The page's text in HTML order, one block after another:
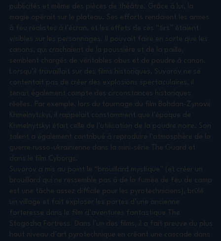
publicités et même des pièces de théâtre. Grâce à lui, la
magie opérait sur le plateau. Ses efforts rendaient les armes
à feu réalistes à l’écran, et les effets de ces “tirs” étaient
visibles sur les personnages. Il pouvait faire en sorte que les
canons, qui crachaient de la poussière et de la paille,
semblent chargés de véritables obus et de poudre à canon.
Lorsqu’il travaillait sur des films historiques, Suvorov ne se
contentait pas de créer des explosions spectaculaires, il
tenait également compte des circonstances historiques
réelles. Par exemple, lors du tournage du film Bohdan-Zynovii
Khmelnytskyi, il rappelait constamment que l’époque de
Khmelnytskyi était celle de l’utilisation de la poudre noire. Son
talent a également contribué à reproduire l’atmosphère de la
guerre russo-ukrainienne dans la mini-série The Guard et
dans le film Cyborgs.
Suvorov a mis au point le “brouillard mystique” (et créer un
brouillard qui ne ressemble pas à de la fumée de feu de camp
est une tâche assez difficile pour les pyrotechniciens), brûlé
un village et fait exploser les portes d’une ancienne
forteresse dans le film d’aventures fantastique The
Stogozha Fortress. Dans l’un des films, il a fait preuve du plus
haut niveau d’art pyrotechnique en créant une cascade dans